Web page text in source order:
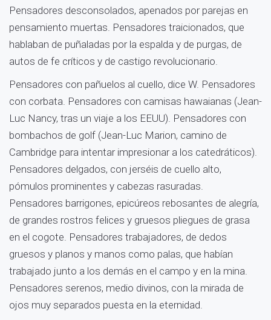
Pensadores desconsolados, apenados por parejas en
pensamiento muertas. Pensadores traicionados, que
hablaban de puñaladas por la espalda y de purgas, de
autos de fe críticos y de castigo revolucionario.
Pensadores con pañuelos al cuello, dice W. Pensadores
con corbata. Pensadores con camisas hawaianas (Jean-
Luc Nancy, tras un viaje a los EEUU). Pensadores con
bombachos de golf (Jean-Luc Marion, camino de
Cambridge para intentar impresionar a los catedráticos).
Pensadores delgados, con jerséis de cuello alto,
pómulos prominentes y cabezas rasuradas.
Pensadores barrigones, epicúreos rebosantes de alegría,
de grandes rostros felices y gruesos pliegues de grasa
en el cogote. Pensadores trabajadores, de dedos
gruesos y planos y manos como palas, que habían
trabajado junto a los demás en el campo y en la mina.
Pensadores serenos, medio divinos, con la mirada de
ojos muy separados puesta en la eternidad.